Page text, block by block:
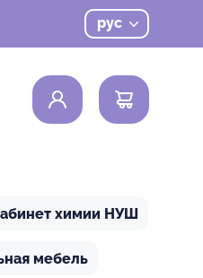
рус
0
химии НУШ
мебель